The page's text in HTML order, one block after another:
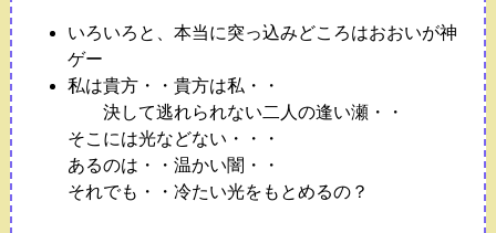
いろいろと、本当に突っ込みどころはおおいが神
ゲー
私は貴方・・貴方は私・・
決して逃れられない二人の逢い瀬・・
そこには光などない・・・
あるのは・・温かい闇・・
それでも・・冷たい光をもとめるの？